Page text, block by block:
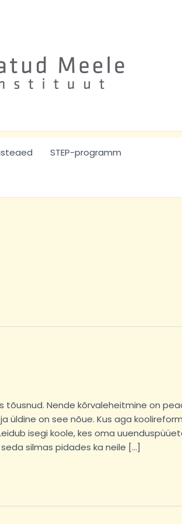
STEP-programm
tõusnud. Nende kõrvaleheitmine on
üldine on see nõue. Kus aga
isegi koole, kes oma
silmas pidades ka neile […]